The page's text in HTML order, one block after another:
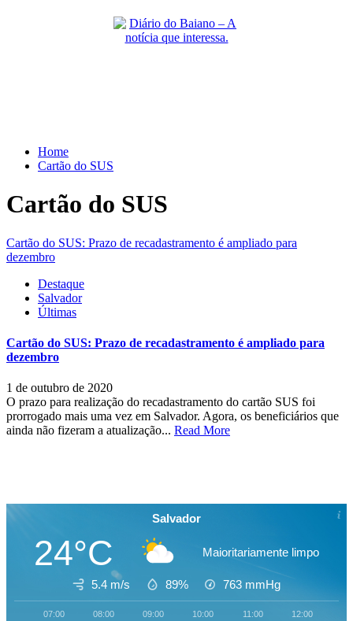
Home
Cartão do SUS
Cartão do SUS
Cartão do SUS: Prazo de recadastramento é ampliado para
dezembro
Destaque
Salvador
Últimas
Cartão do SUS: Prazo de recadastramento é ampliado para
dezembro
1 de outubro de 2020
O prazo para realização do recadastramento do cartão SUS foi
prorrogado mais uma vez em Salvador. Agora, os beneficiários que
ainda não fizeram a atualização... Read More
Salvador
24°C Maioritariamente limpo
5.4 m/s 89% 763 mmHg
07:00 08:00 09:00 10:00 11:00 12:00